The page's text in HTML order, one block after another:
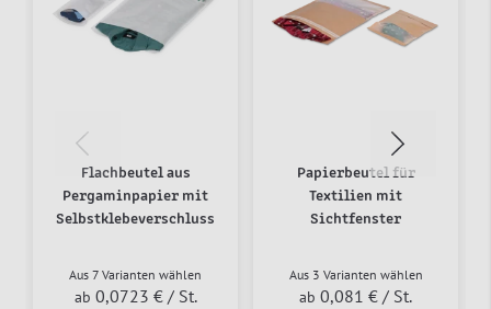
Flachbeutel aus
Pergaminpapier mit
Selbstklebeverschluss
Aus 7 Varianten wählen
ab 0,0723 € / St.
Papierbeutel für
Textilien mit
Sichtfenster
Aus 3 Varianten wählen
ab 0,081 € / St.